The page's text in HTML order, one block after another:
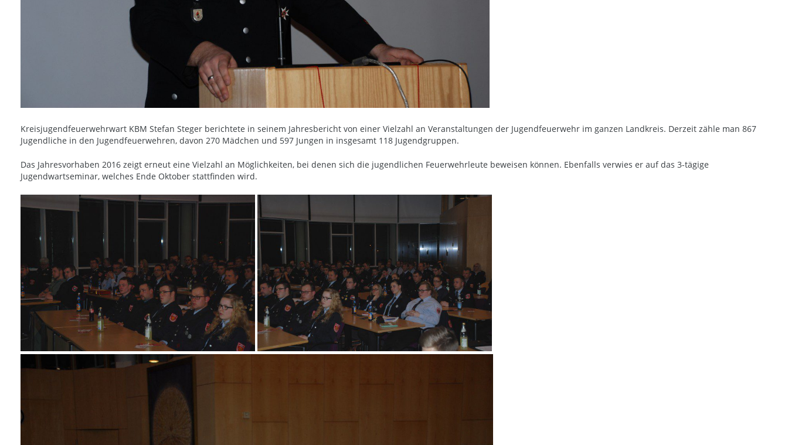
Kreisjugendfeuerwehrwart KBM Stefan Steger berichtete in seinem Jahresbericht von einer Vielzahl an Veranstaltungen der Jugendfeuerwehr im ganzen Landkreis. Derzeit zähle man 867
Jugendliche in den Jugendfeuerwehren, davon 270 Mädchen und 597 Jungen in insgesamt 118 Jugendgruppen.
Das Jahresvorhaben 2016 zeigt erneut eine Vielzahl an Möglichkeiten, bei denen sich die jugendlichen Feuerwehrleute beweisen können. Ebenfalls verwies er auf das 3-tägige
Jugendwartseminar, welches Ende Oktober stattfinden wird.